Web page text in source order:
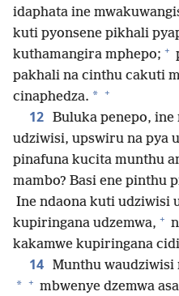
idaphata ine
kuti pyonsene pikhali
kuthamangira mphepo; +
pakhali na cinthu cakuti
cinaphedza. * +
12 Buluka penepo,
udziwisi, upswiru na pya
pinafuna kucita munthu
mambo? Basi ene pinthu
Ine ndaona kuti udziwisi
kupiringana udzemwa, +
kakamwe kupiringana
14 Munthu waudziwisi
* + mbwenye dzemwa